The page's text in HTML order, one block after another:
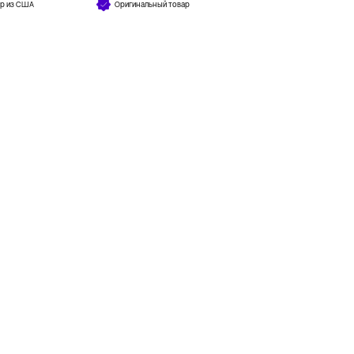
из США Оригинальный товар